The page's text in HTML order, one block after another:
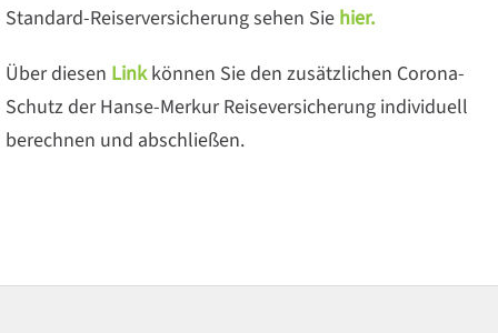
Standard-Reiserversicherung sehen Sie hier.
Über diesen Linkkönnen Sie den zusätzlichen Corona-
Schutz der Hanse-Merkur Reiseversicherung individuell
berechnen und abschließen.